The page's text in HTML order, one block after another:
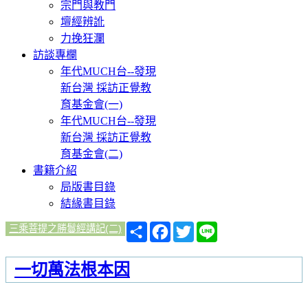
宗門與教門
壇經辨訛
力挽狂瀾
訪談專欄
年代MUCH台--發現
新台灣 採訪正覺教
育基金會(一)
年代MUCH台--發現
新台灣 採訪正覺教
育基金會(二)
書籍介紹
局版書目錄
結緣書目錄
三乘菩提之勝鬘經講記(二)
分
享
Facebook
Twitter
一切萬法根本因